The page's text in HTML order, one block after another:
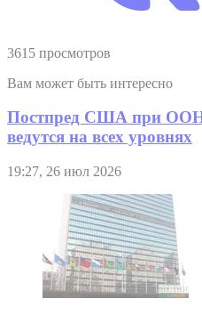
3615 просмотров
Вам может быть интересно
Постпред США при
ведутся на всех уровнях
19:27, 26 июл 2026